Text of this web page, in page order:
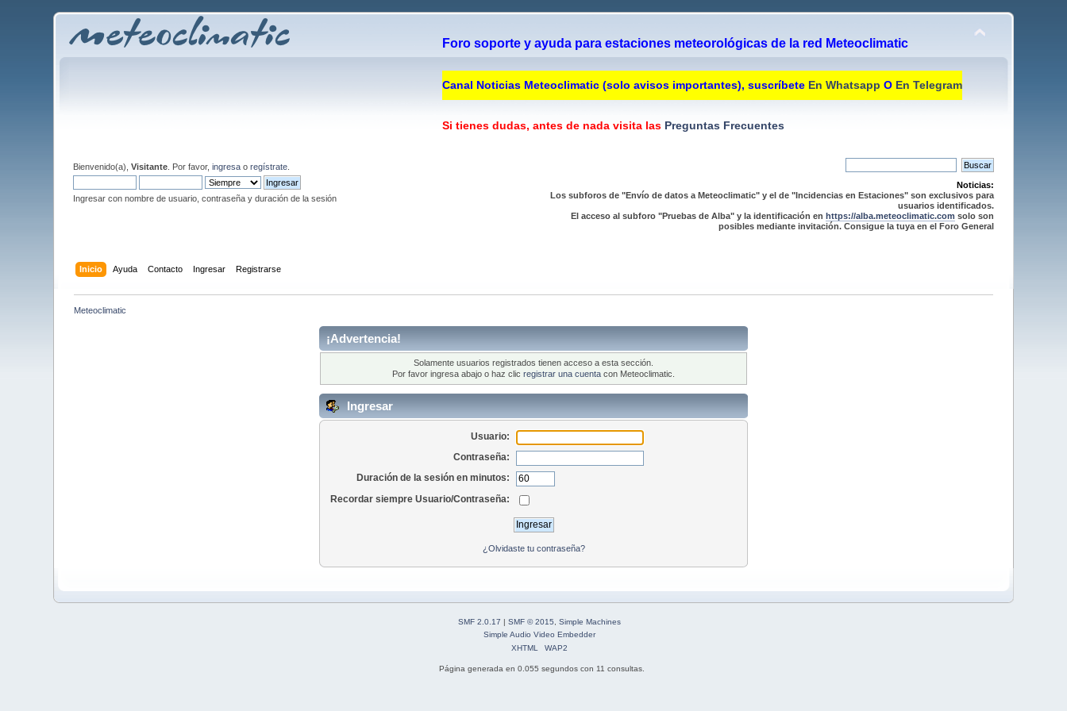
Foro soporte y ayuda para estaciones meteorológicas de la red Meteoclimatic
Canal Noticias Meteoclimatic (solo avisos importantes), suscríbete En Whatsapp O En Telegram
Si tienes dudas, antes de nada visita lasPreguntas Frecuentes
Bienvenido(a),Visitante . Por favor,ingresa oregístrate
Ingresar con nombre de usuario, contraseña y duración de la sesión
Noticias:
Los subforos de "Envío de datos a Meteoclimatic" y el de "Incidencias en Estaciones" son exclusivos para
usuarios identificados.
El acceso al subforo "Pruebas de Alba" y la identificación en https://alba.meteoclimatic.com solo son
posibles mediante invitación. Consigue la tuya en el Foro General
Inicio Ayuda Contacto Ingresar Registrarse
Meteoclimatic
¡Advertencia!
Solamente usuarios registrados tienen acceso a esta sección.
Por favor ingresa abajo o haz clic registrar una cuenta con Meteoclimatic.
Ingresar
Usuario:
Contraseña:
Duración de la sesión en minutos:
Recordar siempre Usuario/Contraseña:
¿Olvidaste tu contraseña?
SMF 2.0.17 | SMF © 2015
Simple Machines
Simple Audio Video Embedder
XHTML
WAP2
Página generada en 0.055 segundos con 11 consultas.